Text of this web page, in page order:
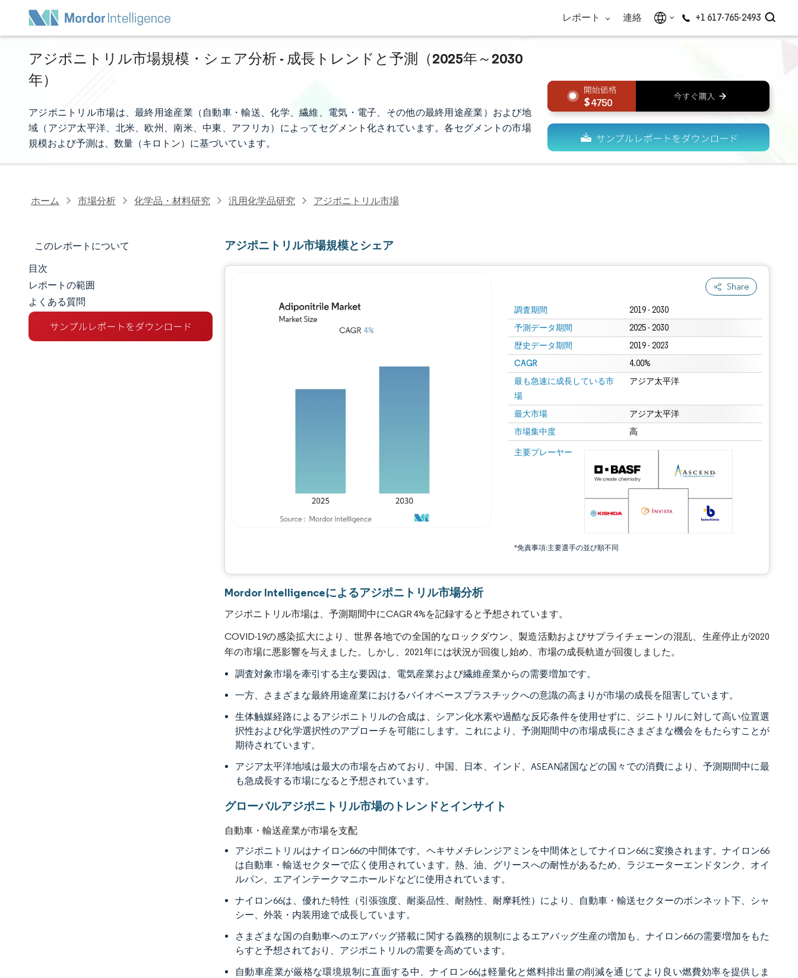
レポート 連絡 +1 617-765-2493
アジポニトリル市場規模・シェア分析 - 成長トレンドと予測（2025年～2030
年）
アジポニトリル市場は、最終用途産業（自動車・輸送、化学、繊維、電気・電子、その他の最終用途産業）および地
域（アジア太平洋、北米、欧州、南米、中東、アフリカ）によってセグメント化されています。各セグメントの市場
規模および予測は、数量（キロトン）に基づいています。
4750
ホーム 市場分析 化学品・材料研究 汎用化学品研究 アジポニトリル市場
このレポートについて
マーケットスナップショット
市場概要
主な市場動向
目次
レポートの範囲
よくある質問
アジポニトリル市場規模とシェア
Share
調査期間 2019 - 2030
予測データ期間 2025 - 2030
歴史データ期間 2019 - 2023
CAGR 4.00%
最も急速に成長している市
場
アジア太平洋
最大市場 アジア太平洋
市場集中度 高
主要プレーヤー
*免責事項:主要選手の並び順不同
Mordor Intelligenceによるアジポニトリル市場分析
アジポニトリル市場は、予測期間中にCAGR 4%を記録すると予想されています。
COVID-19の感染拡大により、世界各地での全国的なロックダウン、製造活動およびサプライチェーンの混乱、生産停止が2020
年の市場に悪影響を与えました。しかし、2021年には状況が回復し始め、市場の成長軌道が回復しました。
調査対象市場を牽引する主な要因は、電気産業および繊維産業からの需要増加です。
一方、さまざまな最終用途産業におけるバイオベースプラスチックへの意識の高まりが市場の成長を阻害しています。
生体触媒経路によるアジポニトリルの合成は、シアン化水素や過酷な反応条件を使用せずに、ジニトリルに対して高い位置選
択性および化学選択性のアプローチを可能にします。これにより、予測期間中の市場成長にさまざまな機会をもたらすことが
期待されています。
アジア太平洋地域は最大の市場を占めており、中国、日本、インド、ASEAN諸国などの国々での消費により、予測期間中に最
も急成長する市場になると予想されています。
グローバルアジポニトリル市場のトレンドとインサイト
自動車・輸送産業が市場を支配
アジポニトリルはナイロン66の中間体です。ヘキサメチレンジアミンを中間体としてナイロン66に変換されます。ナイロン66
は自動車・輸送セクターで広く使用されています。熱、油、グリースへの耐性があるため、ラジエーターエンドタンク、オイ
ルパン、エアインテークマニホールドなどに使用されています。
ナイロン66は、優れた特性（引張強度、耐薬品性、耐熱性、耐摩耗性）により、自動車・輸送セクターのボンネット下、シャ
シー、外装・内装用途で成長しています。
さまざまな国の自動車へのエアバッグ搭載に関する義務的規制によるエアバッグ生産の増加も、ナイロン66の需要増加をもた
らすと予想されており、アジポニトリルの需要を高めています。
自動車産業が厳格な環境規制に直面する中、ナイロン66は軽量化と燃料排出量の削減を通じてより良い燃費効率を提供しま